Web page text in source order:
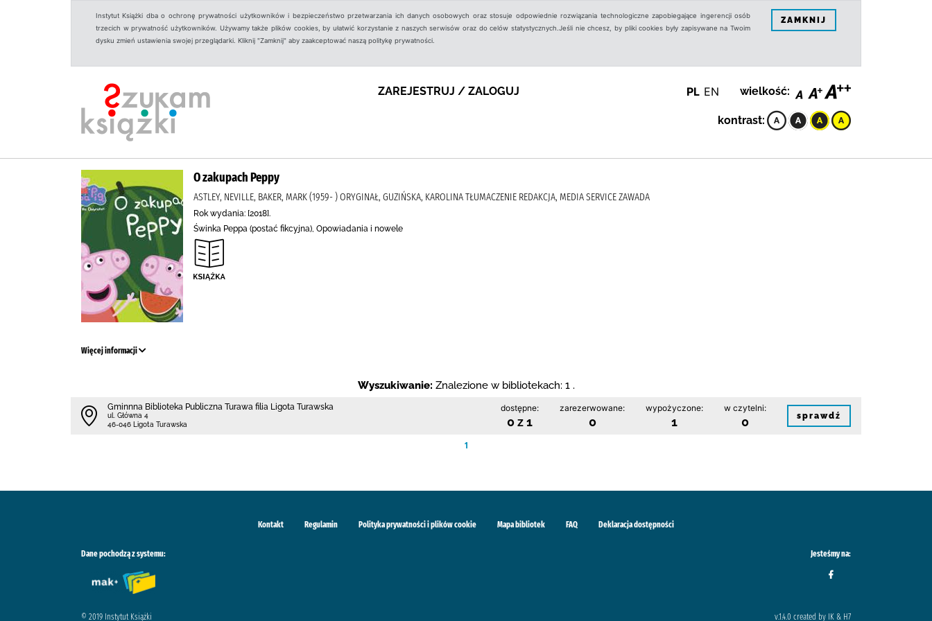
Instytut Książki dba o ochronę prywatności użytkowników i bezpieczeństwo przetwarzania ich danych osobowych oraz stosuje odpowiednie rozwiązania technologiczne zapobiegające ingerencji osób
trzecich w prywatność użytkowników. Używamy także plików cookies, by ułatwić korzystanie z naszych serwisów oraz do celów statystycznych.Jeśli nie chcesz, by pliki cookies były zapisywane na Twoim
dysku zmień ustawienia swojej przeglądarki. Kliknij "Zamknij" aby zaakceptować naszą politykę prywatności.
ZAMKNIJ
ZAREJESTRUJ / ZALOGUJ PL EN wielkość:
kontrast:
O zakupach Peppy
ASTLEY, NEVILLE, BAKER, MARK (1959- ) ORYGINAŁ, GUZIŃSKA, KAROLINA TŁUMACZENIE REDAKCJA, MEDIA SERVICE ZAWADA
Rok wydania: [2018].
Świnka Peppa (postać fikcyjna), Opowiadania i nowele
Więcej informacji
Wyszukiwanie: Znalezione w bibliotekach: 1 .
Gminnna Biblioteka Publiczna Turawa filia Ligota Turawska
ul. Główna 4
46-046 Ligota Turawska
dostępne:
0 z 1
zarezerwowane:
0
wypożyczone:
1
w czytelni:
0 sprawdź
1
Kontakt Regulamin Polityka prywatności i plików cookie Mapa bibliotek FAQ Deklaracja dostępności
Dane pochodzą z systemu: Jesteśmy na:
© 2019 Instytut Książki v.1.4.0 created by IK & H7